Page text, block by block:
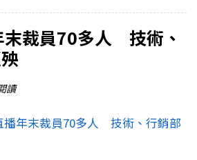
末裁員70多人 技術、
讀
播年末裁員70多人 技術、行銷部